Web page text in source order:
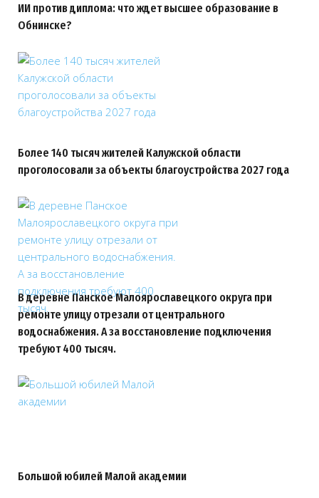
ИИ против диплома: что ждет высшее образование в
Обнинске?
Более 140 тысяч жителей Калужской области
проголосовали за объекты благоустройства 2027 года
В деревне Панское Малоярославецкого округа при
ремонте улицу отрезали от центрального
водоснабжения. А за восстановление подключения
требуют 400 тысяч.
Большой юбилей Малой академии